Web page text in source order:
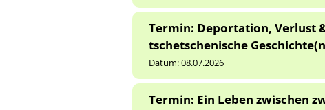
Termin: Deportation, Verlust
tschetschenische
Datum:08.07.2026
Termin: Ein Leben zwischen